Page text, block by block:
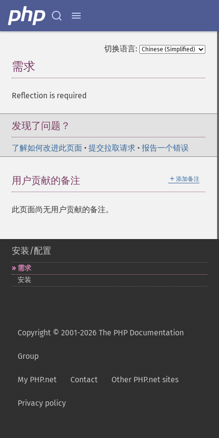
切换语言:
需求
Reflection is required
发现了问题？
了解如何改进此页面 • 提交拉取请求 • 报告一个错误
＋ 添加备注
用户贡献的备注
此页面尚无用户贡献的备注。
安装/配置
需求
安装
Copyright © 2001-2026 The PHP Documentation
Group
My PHP.net Contact Other PHP.net sites
Privacy policy